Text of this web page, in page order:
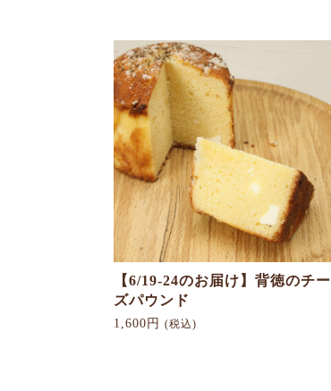
【6/19-24のお届け】背徳のチー
ズパウンド
1,600円 (税込)